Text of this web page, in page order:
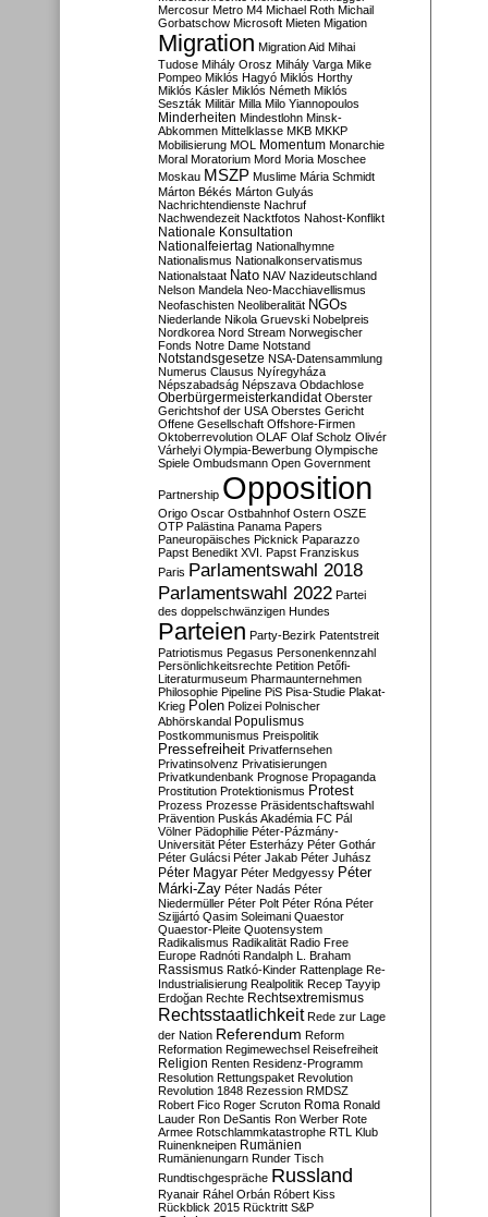
Mercosur Metro M4 Michael Roth Michail
Gorbatschow Microsoft Mieten Migation
Migration Migration Aid Mihai
Tudose Mihály Orosz Mihály Varga Mike
Pompeo Miklós Hagyó Miklós Horthy
Miklós Kásler Miklós Németh Miklós
Seszták Militär Milla Milo Yiannopoulos
Minderheiten Mindestlohn Minsk-
Abkommen Mittelklasse MKB MKKP
Mobilisierung MOL Momentum Monarchie
Moral Moratorium Mord Moria Moschee
Moskau MSZP Muslime Mária Schmidt
Márton Békés Márton Gulyás
Nachrichtendienste Nachruf
Nachwendezeit Nacktfotos Nahost-Konflikt
Nationale Konsultation
Nationalfeiertag Nationalhymne
Nationalismus Nationalkonservatismus
Nationalstaat Nato NAV Nazideutschland
Nelson Mandela Neo-Macchiavellismus
Neofaschisten Neoliberalität NGOs
Niederlande Nikola Gruevski Nobelpreis
Nordkorea Nord Stream Norwegischer
Fonds Notre Dame Notstand
Notstandsgesetze NSA-Datensammlung
Numerus Clausus Nyíregyháza
Népszabadság Népszava Obdachlose
Oberbürgermeisterkandidat Oberster
Gerichtshof der USA Oberstes Gericht
Offene Gesellschaft Offshore-Firmen
Oktoberrevolution OLAF Olaf Scholz Olivér
Várhelyi Olympia-Bewerbung Olympische
Spiele Ombudsmann Open Government
Partnership Opposition
Origo Oscar Ostbahnhof Ostern OSZE
OTP Palästina Panama Papers
Paneuropäisches Picknick Paparazzo
Papst Benedikt XVI. Papst Franziskus
Paris Parlamentswahl 2018
Parlamentswahl 2022 Partei
des doppelschwänzigen Hundes
Parteien Party-Bezirk Patentstreit
Patriotismus Pegasus Personenkennzahl
Persönlichkeitsrechte Petition Petőfi-
Literaturmuseum Pharmaunternehmen
Philosophie Pipeline PiS Pisa-Studie Plakat-
Krieg Polen Polizei Polnischer
Abhörskandal Populismus
Postkommunismus Preispolitik
Pressefreiheit Privatfernsehen
Privatinsolvenz Privatisierungen
Privatkundenbank Prognose Propaganda
Prostitution Protektionismus Protest
Prozess Prozesse Präsidentschaftswahl
Prävention Puskás Akadémia FC Pál
Völner Pädophilie Péter-Pázmány-
Universität Péter Esterházy Péter Gothár
Péter Gulácsi Péter Jakab Péter Juhász
Péter Magyar Péter Medgyessy Péter
Márki-Zay Péter Nadás Péter
Niedermüller Péter Polt Péter Róna Péter
Szijjártó Qasim Soleimani Quaestor
Quaestor-Pleite Quotensystem
Radikalismus Radikalität Radio Free
Europe Radnóti Randalph L. Braham
Rassismus Ratkó-Kinder Rattenplage Re-
Industrialisierung Realpolitik Recep Tayyip
Erdoğan Rechte Rechtsextremismus
Rechtsstaatlichkeit Rede zur Lage
der Nation Referendum Reform
Reformation Regimewechsel Reisefreiheit
Religion Renten Residenz-Programm
Resolution Rettungspaket Revolution
Revolution 1848 Rezession RMDSZ
Robert Fico Roger Scruton Roma Ronald
Lauder Ron DeSantis Ron Werber Rote
Armee Rotschlammkatastrophe RTL Klub
Ruinenkneipen Rumänien
Rumänienungarn Runder Tisch
Rundtischgespräche Russland
Ryanair Ráhel Orbán Róbert Kiss
Rückblick 2015 Rücktritt S&P